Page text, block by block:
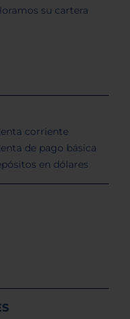
su cartera
corriente
de pago básica
en dólares